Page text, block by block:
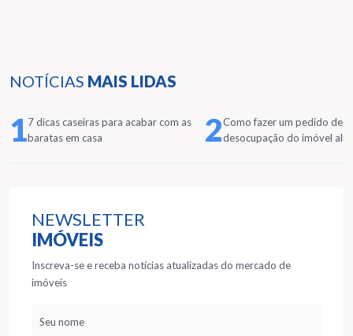
NOTÍCIAS MAIS LIDAS
17 dicas caseiras para acabar com as
baratas em casa
2Como fazer um pedido de
desocupação do imóvel
NEWSLETTER
IMÓVEIS
Inscreva-se e receba notícias atualizadas do mercado de
imóveis